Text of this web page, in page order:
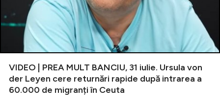
VIDEO | PREA MULT BANCIU, 31 iulie. Ursula von
der Leyen cere returnări rapide după intrarea a
60.000 de migranți în Ceuta